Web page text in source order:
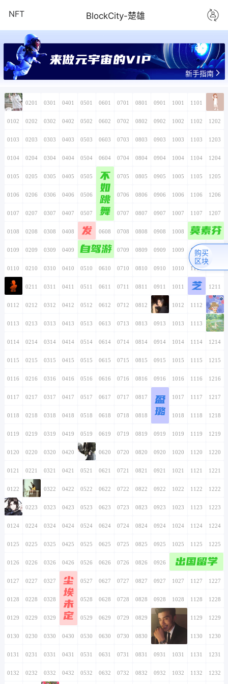
NFT BlockCity-楚雄
来做元宇宙的VIP
新手指南
0101 0201 0301 0401 0501 0601 0701 0801 0901 1001 1101 1201
0102 0202 0302 0402 0502 0602 0702 0802 0902 1002 1102 1202
0103 0203 0303 0403 0503 0603 0703 0803 0903 1003 1103 1203
0104 0204 0304 0404 0504 0604 0704 0804 0904 1004 1104 1204
0105 0205 0305 0405 0505 0605
不
如
跳
舞
0705 0805 0905 1005 1105 1205
0106 0206 0306 0406 0506 0606 0706 0806 0906 1006 1106 1206
0107 0207 0307 0407 0507 0607 0707 0807 0907 1007 1107 1207
0108 0208 0308 0408 0508
发 0608 0708 0808 0908 1008 1108
莫素芬
1208
0109 0209 0309 0409 0509
自驾游
0609 0709 0809 0909 1009 1109
0110 0210 0310 0410 0510 0610 0710 0810 0910 1010 1110
0111 0211 0311 0411 0511 0611 0711 0811 0911 1011 1111
芝 1211
0112 0212 0312 0412 0512 0612 0712 0812 0912 1012 1112 1212
0113 0213 0313 0413 0513 0613 0713 0813 0913 1013 1113 1213
0114 0214 0314 0414 0514 0614 0714 0814 0914 1014 1114 1214
0115 0215 0315 0415 0515 0615 0715 0815 0915 1015 1115 1215
0116 0216 0316 0416 0516 0616 0716 0816 0916 1016 1116 1216
0117 0217 0317 0417 0517 0617 0717 0817 0917
盈
璐
1017 1117 1217
0118 0218 0318 0418 0518 0618 0718 0818 0918 1018 1118 1218
0119 0219 0319 0419 0519 0619 0719 0819 0919 1019 1119 1219
0120 0220 0320 0420 0520 0620 0720 0820 0920 1020 1120 1220
0121 0221 0321 0421 0521 0621 0721 0821 0921 1021 1121 1221
0122 0222 0322 0422 0522 0622 0722 0822 0922 1022 1122 1222
0123 0223 0323 0423 0523 0623 0723 0823 0923 1023 1123 1223
0124 0224 0324 0424 0524 0624 0724 0824 0924 1024 1124 1224
0125 0225 0325 0425 0525 0625 0725 0825 0925 1025 1125 1225
0126 0226 0326 0426 0526 0626 0726 0826 0926 1026
出国留学
1126 1226
0127 0227 0327 0427
尘
埃
未
定
0527 0627 0727 0827 0927 1027 1127 1227
0128 0228 0328 0428 0528 0628 0728 0828 0928 1028 1128 1228
0129 0229 0329 0429 0529 0629 0729 0829 0929 1029 1129 1229
0130 0230 0330 0430 0530 0630 0730 0830 0930 1030 1130 1230
0131 0231 0331 0431 0531 0631 0731 0831 0931 1031 1131 1231
0132 0232 0332 0432 0532 0632 0732 0832 0932 1032 1132 1232
购买
区块